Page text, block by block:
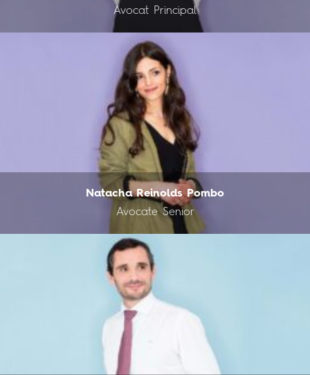
Avocat Principal
Natacha Reinolds Pombo
Avocate Senior